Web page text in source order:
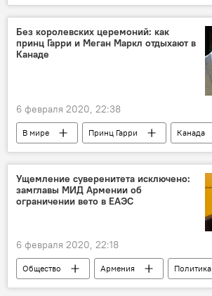
Грайр Товмасян
Без королевских церемоний: как
принц Гарри и Меган Маркл отдыхают в
Канаде
6 февраля 2020, 22:38
В мире Принц Гарри
Канада
Меган Маркл
Ущемление суверенитета исключено:
замглавы МИД Армении об
ограничении вето в ЕАЭС
6 февраля 2020, 22:18
Общество Армения
Политика
Экономика
МИД
ЕАЭС